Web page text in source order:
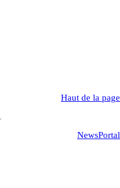
Haut de la page
NewsPortal